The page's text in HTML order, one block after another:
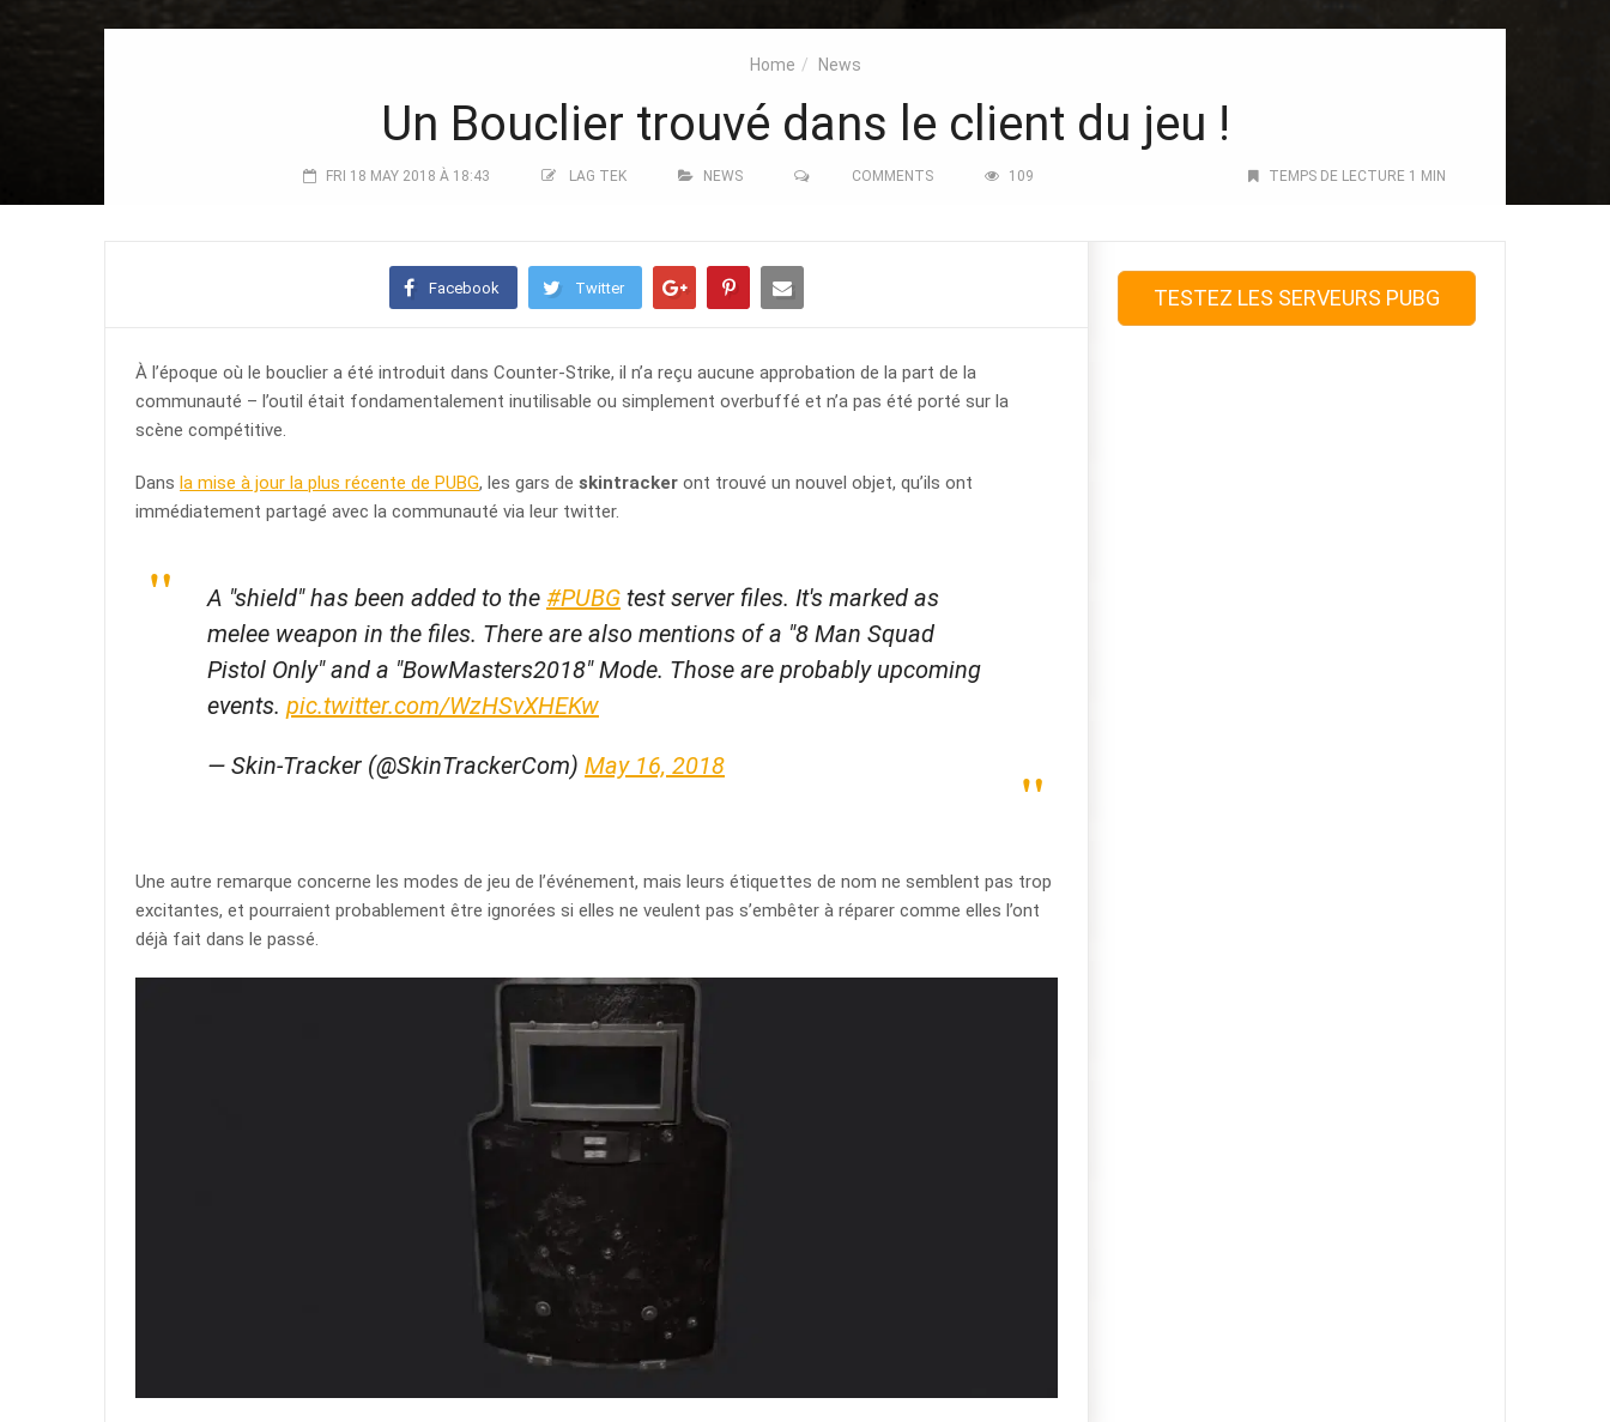
Home News
Un Bouclier trouvé dans le client du jeu !
FRI 18 MAY 2018 À 18:43 LAG TEK NEWS TEMPS DE LECTURE 1 MIN
COMMENTS 109
Facebook Twitter
À l’époque où le bouclier a été introduit dans Counter-Strike, il n’a reçu aucune approbation de la part de la
communauté – l’outil était fondamentalement inutilisable ou simplement overbuffé et n’a pas été porté sur la
scène compétitive.
Dans la mise à jour la plus récente de PUBG, les gars de skintracker ont trouvé un nouvel objet, qu’ils ont
immédiatement partagé avec la communauté via leur twitter.
A "shield" has been added to the #PUBG test server files. It's marked as
melee weapon in the files. There are also mentions of a "8 Man Squad
Pistol Only" and a "BowMasters2018" Mode. Those are probably upcoming
events. pic.twitter.com/WzHSvXHEKw
— Skin-Tracker (@SkinTrackerCom) May 16, 2018
Une autre remarque concerne les modes de jeu de l’événement, mais leurs étiquettes de nom ne semblent pas trop
excitantes, et pourraient probablement être ignorées si elles ne veulent pas s’embêter à réparer comme elles l’ont
déjà fait dans le passé.
TESTEZ LES SERVEURS PUBG